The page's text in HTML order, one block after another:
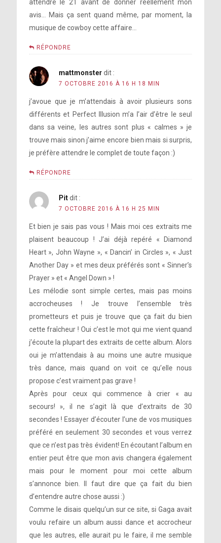
attendre le 21 avant de donner réellement mon
avis… Mais ça sent quand même, par moment, la
musique de cowboy cette affaire…
RÉPONDRE
mattmonster dit :
7 OCTOBRE 2016 À 16 H 18 MIN
j’avoue que je m’attendais à avoir plusieurs sons
différents et Perfect Illusion m’a l’air d’être le seul
dans sa veine, les autres sont plus « calmes » je
trouve mais sinon j’aime encore bien mais si surpris,
je préfère attendre le complet de toute façon :)
RÉPONDRE
Pit dit :
7 OCTOBRE 2016 À 16 H 25 MIN
Et bien je sais pas vous ! Mais moi ces extraits me
plaisent beaucoup ! J’ai déjà repéré « Diamond
Heart », John Wayne », « Dancin’ in Circles », « Just
Another Day » et mes deux préférés sont « Sinner’s
Prayer » et « Angel Down » !
Les mélodie sont simple certes, mais pas moins
accrocheuses ! Je trouve l’ensemble très
prometteurs et puis je trouve que ça fait du bien
cette fraîcheur ! Oui c’est le mot qui me vient quand
j’écoute la plupart des extraits de cette album. Alors
oui je m’attendais à au moins une autre musique
très dance, mais quand on voit ce qu’elle nous
propose c’est vraiment pas grave !
Après pour ceux qui commence à crier « au
secours! », il ne s’agit là que d’extraits de 30
secondes ! Essayer d’écouter l’une de vos musiques
préféré en seulement 30 secondes et vous verrez
que ce n’est pas très évident! En écoutant l’album en
entier peut être que mon avis changera également
mais pour le moment pour moi cette album
s’annonce bien. Il faut dire que ça fait du bien
d’entendre autre chose aussi :)
Comme le disais quelqu’un sur ce site, si Gaga avait
voulu refaire un album aussi dance et accrocheur
que les autres, elle aurait pu le faire, il me semble